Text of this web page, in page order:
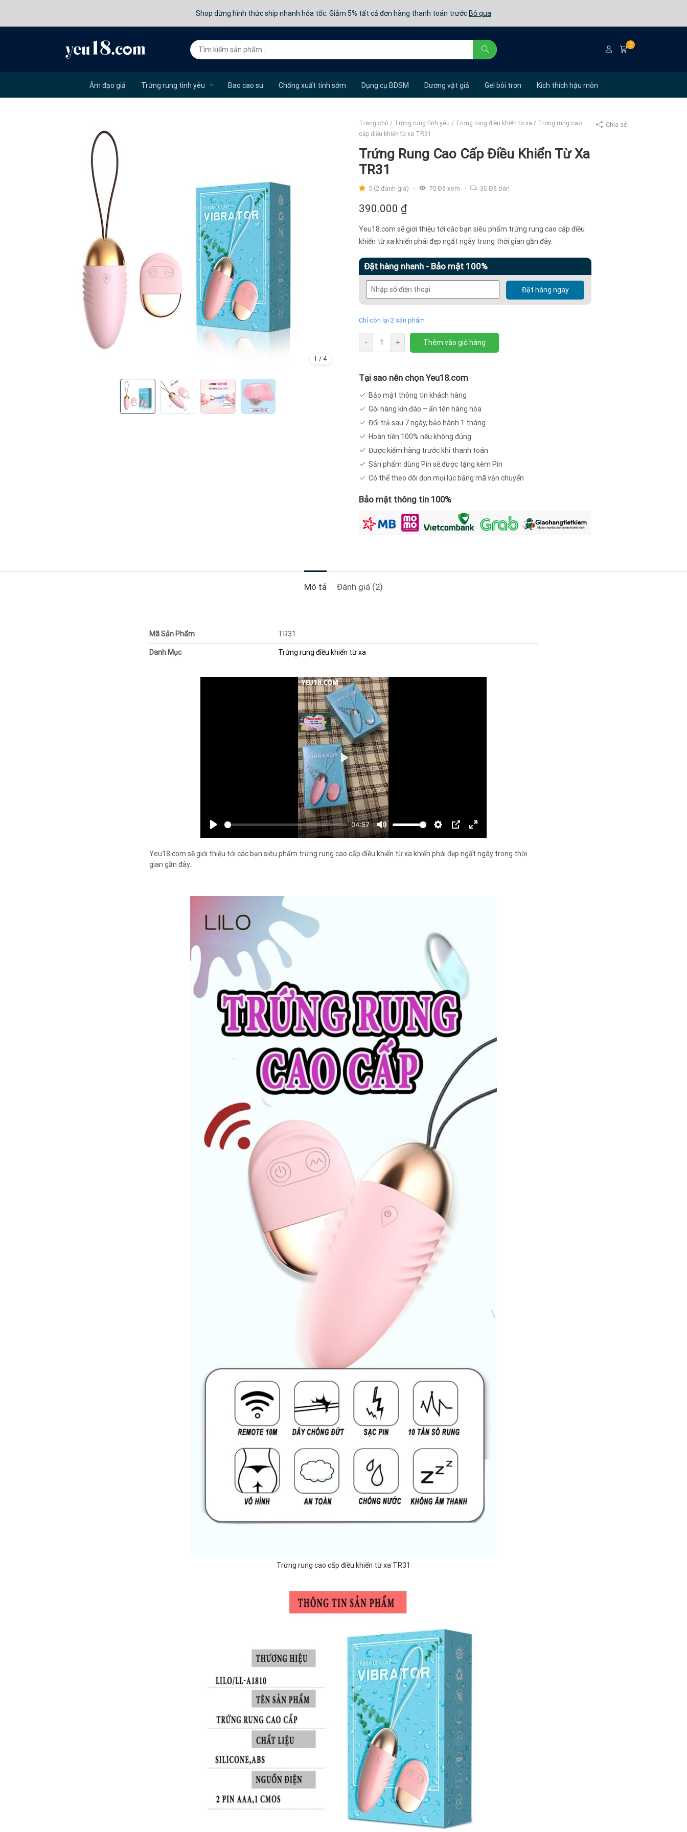
Shop dừng hình thức ship nhanh hỏa tốc. Giảm 5% tất cả đơn hàng thanh toán trước Bỏ qua
0
Âm đạo giả Trứng rung tình yêu Bao cao su Chống xuất tinh sớm Dụng cụ BDSM Dương vật giả Gel bôi trơn Kích thích hậu môn
1 / 4
Trang chủ / Trứng rung tình yêu / Trứng rung điều khiển từ xa / Trứng rung cao
cấp điều khiển từ xa TR31
Trứng Rung Cao Cấp Điều Khiển Từ Xa
TR31
5 (2 đánh giá) 70 Đã xem 30 Đã bán
390.000 ₫
Yeu18.com sẽ giới thiệu tới các bạn siêu phẩm trứng rung cao cấp điều
khiển từ xa khiến phái đẹp ngất ngây trong thời gian gần đây.
Đặt hàng nhanh - Bảo mật 100%
Đặt hàng ngay
Chỉ còn lại 2 sản phẩm
-
rung
cấp
khiển
từ
xa
TR31
số
lượng
+ Thêm vào giỏ hàng
Tại sao nên chọn Yeu18.com
Bảo mật thông tin khách hàng
Gói hàng kín đáo – ẩn tên hàng hóa
Đổi trả sau 7 ngày, bảo hành 1 tháng
Hoàn tiền 100% nếu không đúng
Được kiểm hàng trước khi thanh toán
Sản phẩm dùng Pin sẽ được tặng kèm Pin
Có thể theo dõi đơn mọi lúc bằng mã vận chuyển
Bảo mật thông tin 100%
Chia sẻ
Mô tả Đánh giá (2)
Mã Sản Phẩm TR31
Danh Mục Trứng rung điều khiển từ xa
Yeu18.com sẽ giới thiệu tới các bạn siêu phẩm trứng rung cao cấp điều khiển từ xa khiến phái đẹp ngất ngây trong thời
gian gần đây.
Trứng rung cao cấp điều khiển từ xa TR31